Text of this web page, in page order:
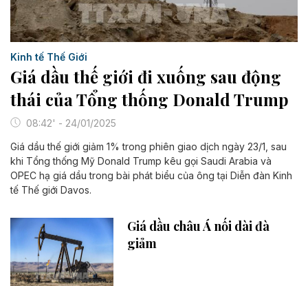
Kinh tế Thế Giới
Giá dầu thế giới đi xuống sau động
thái của Tổng thống Donald Trump
08:42' - 24/01/2025
Giá dầu thế giới giảm 1% trong phiên giao dịch ngày 23/1, sau
khi Tổng thống Mỹ Donald Trump kêu gọi Saudi Arabia và
OPEC hạ giá dầu trong bài phát biểu của ông tại Diễn đàn Kinh
tế Thế giới Davos.
Giá dầu châu Á nối dài đà
giảm